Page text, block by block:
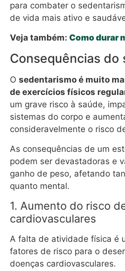
para combater o
de vida mais ativo e
Veja também: Como durar
Consequências do
O sedentarismo é muito
de exercícios físicos
um grave risco à saúde,
sistemas do corpo e
consideravelmente o risco
As consequências de um
podem ser devastadoras e
ganho de peso, afetando
quanto mental.
1. Aumento do risco
cardiovasculares
A falta de atividade física é
fatores de risco para o
doenças cardiovasculares.